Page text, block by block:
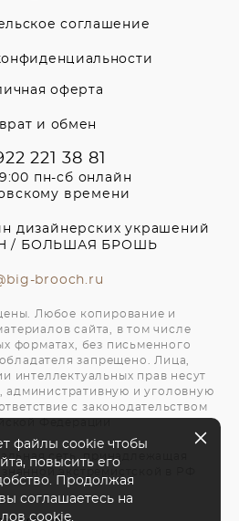
соглашение
оферта
и обмен
221 38 81
пн-сб онлайн
времени
дизайнерских украшений
/ БОЛЬШАЯ БРОШЬ
brooch.ru
Любое копирование и
сайта, в том числе
форматах, без письменного
запрещено. Лица,
интеллектуальных прав несут
административную и уголовную
с законодательством
сеть, принадлежащая
экстремистской в РФ
файлы cookie чтобы
повысить его
Продолжая
соглашаетесь на
cookie.